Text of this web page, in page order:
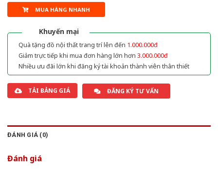
MUA HÀNG NHANH
Khuyến mại
Quà tặng đồ nội thất trang trí lên đến 1.000.000đ
Giảm trực tiếp khi mua đơn hàng lớn hơn 3.000.000đ
Nhiều ưu đãi lớn khi đăng ký tài khoản thành viên thân thiết
TẢI BẢNG GIÁ ĐĂNG KÝ TƯ VẤN
ĐÁNH GIÁ (0)
Đánh giá